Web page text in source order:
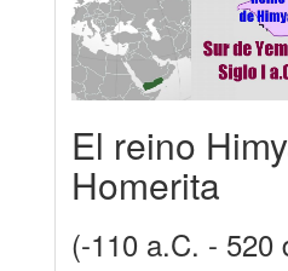
El reino
Homerita
(-110 a.C. - 520